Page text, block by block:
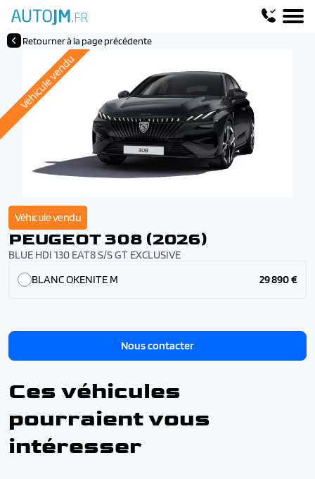
Retourner à la page précédente
Véhicule vendu
Véhicule vendu
PEUGEOT 308 (2026)
BLUE HDI 130 EAT8 S/S GT EXCLUSIVE
BLANC OKENITE M
29 890 €
Nous contacter
Ces véhicules
pourraient vous
intéresser